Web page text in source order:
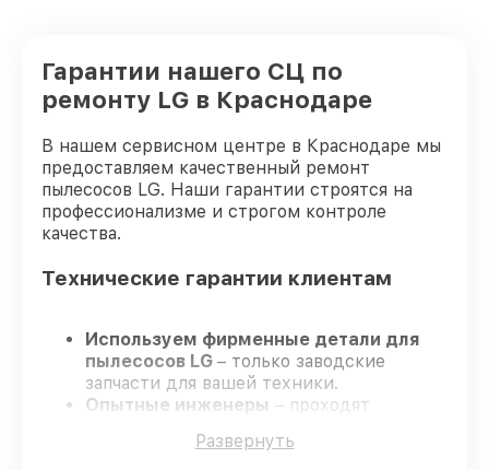
Гарантии нашего СЦ по
ремонту LG в Краснодаре
В нашем сервисном центре в Краснодаре мы
предоставляем качественный ремонт
пылесосов LG. Наши гарантии строятся на
профессионализме и строгом контроле
качества.
Технические гарантии клиентам
Используем фирменные детали для
пылесосов LG – только заводские
запчасти для вашей техники.
Опытные инженеры – проходят
качество и надёжность ремонта.
Развернуть